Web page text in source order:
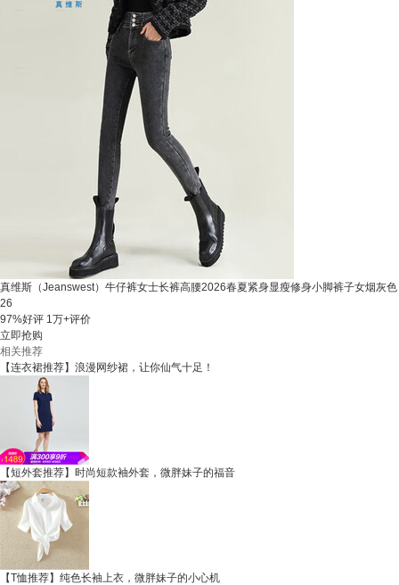
真维斯（Jeanswest）牛仔裤女士长裤高腰2026春夏紧身显瘦修身小脚裤子女烟灰色
26
97%好评 1万+评价
立即抢购
相关推荐
【连衣裙推荐】浪漫网纱裙，让你仙气十足！
【短外套推荐】时尚短款袖外套，微胖妹子的福音
【T恤推荐】纯色长袖上衣，微胖妹子的小心机